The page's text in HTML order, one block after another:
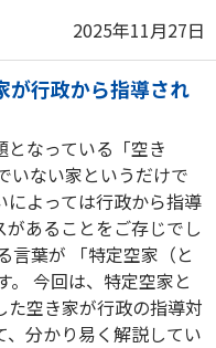
2025年11月27日
が行政から指導され
なっている「空き
いない家というだけで
によっては行政から指導
あることをご存じでし
言葉が 「特定空家（と
。 今回は、特定空家と
た空き家が行政の指導対
分かり易く解説してい